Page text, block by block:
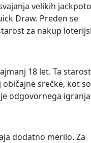
velikih
Draw. Preden se
za nakup
18 let. Ta
srečke, kot so
odgovornega
dodatno merilo. Za